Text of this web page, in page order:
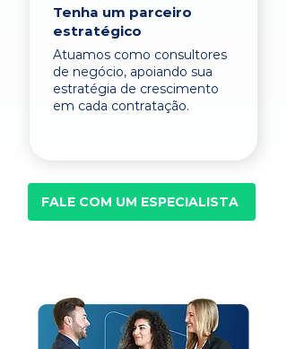
Tenha um parceiro
estratégico
Atuamos como consultores
de negócio, apoiando sua
estratégia de crescimento
em cada contratação.
FALE COM UM ESPECIALISTA